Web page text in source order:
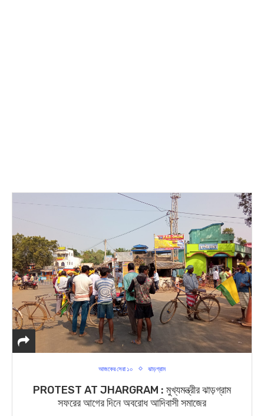
আজকের সেরা ১০ ঝাড়গ্রাম
PROTEST AT JHARGRAM : মুখ্যমন্ত্রীর ঝাড়গ্রাম
সফরের আগের দিনে অবরোধ আদিবাসী সমাজের